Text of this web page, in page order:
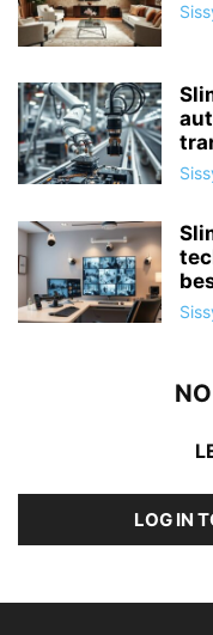
LOG IN